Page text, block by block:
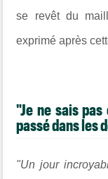
se revêt du
exprimé après
"Je ne sais
passé dans les
"Un jour